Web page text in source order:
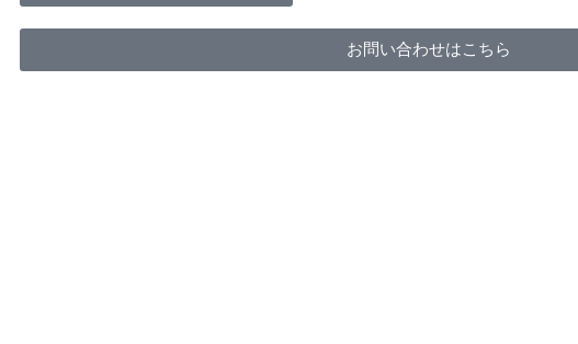
お問い合わせはこちら